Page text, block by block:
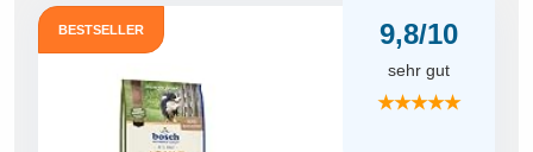
BESTSELLER 9,8/10
sehr gut
★★★★★